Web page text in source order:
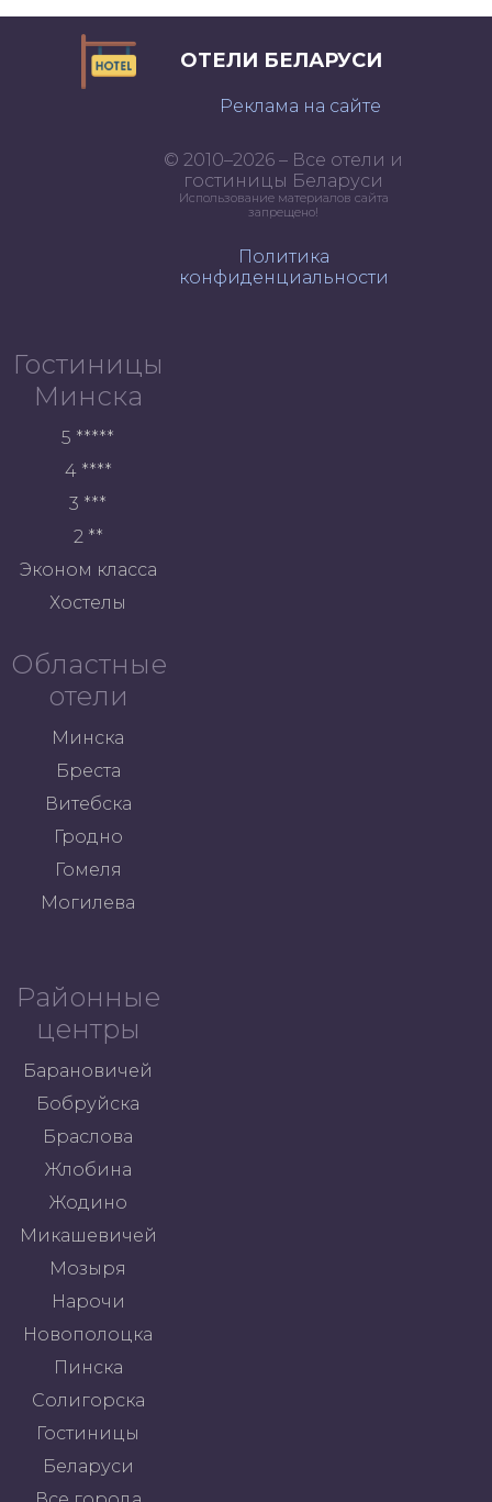
ОТЕЛИ БЕЛАРУСИ
Реклама на сайте
© 2010–2026 – Все отели и
гостиницы Беларуси
Использование материалов сайта
запрещено!
Политика
конфиденциальности
Гостиницы
Минска
5 *****
4 ****
3 ***
2 **
Эконом класса
Хостелы
Областные
отели
Минска
Бреста
Витебска
Гродно
Гомеля
Могилева
Районные
центры
Барановичей
Бобруйска
Браслова
Жлобина
Жодино
Микашевичей
Мозыря
Нарочи
Новополоцка
Пинска
Солигорска
Гостиницы
Беларуси